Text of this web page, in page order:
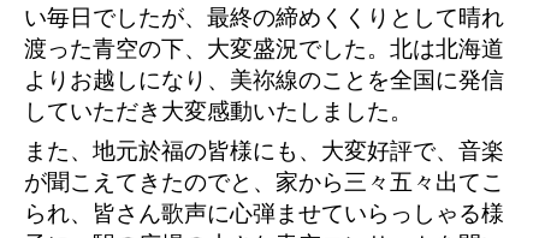
い毎日でしたが、最終の締めくくりとして晴れ
渡った青空の下、大変盛況でした。北は北海道
よりお越しになり、美祢線のことを全国に発信
していただき大変感動いたしました。
また、地元於福の皆様にも、大変好評で、音楽
が聞こえてきたのでと、家から三々五々出てこ
られ、皆さん歌声に心弾ませていらっしゃる様